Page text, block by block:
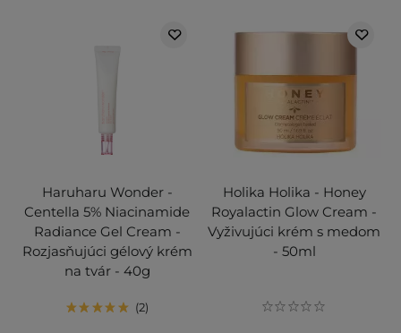
Haruharu Wonder -
Centella 5% Niacinamide
Radiance Gel Cream -
Rozjasňujúci gélový krém
na tvár - 40g
2
Holika Holika - Honey
Royalactin Glow Cream -
Vyživujúci krém s medom
- 50ml